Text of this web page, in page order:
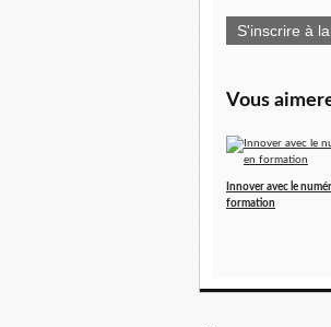
S'inscrire à
Vous
Innover avec le
formation